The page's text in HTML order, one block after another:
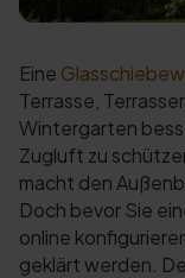
Eine
Terrasse,
Wintergarten
Zugluft zu
macht den
Doch bevor Sie
online
geklärt werden.